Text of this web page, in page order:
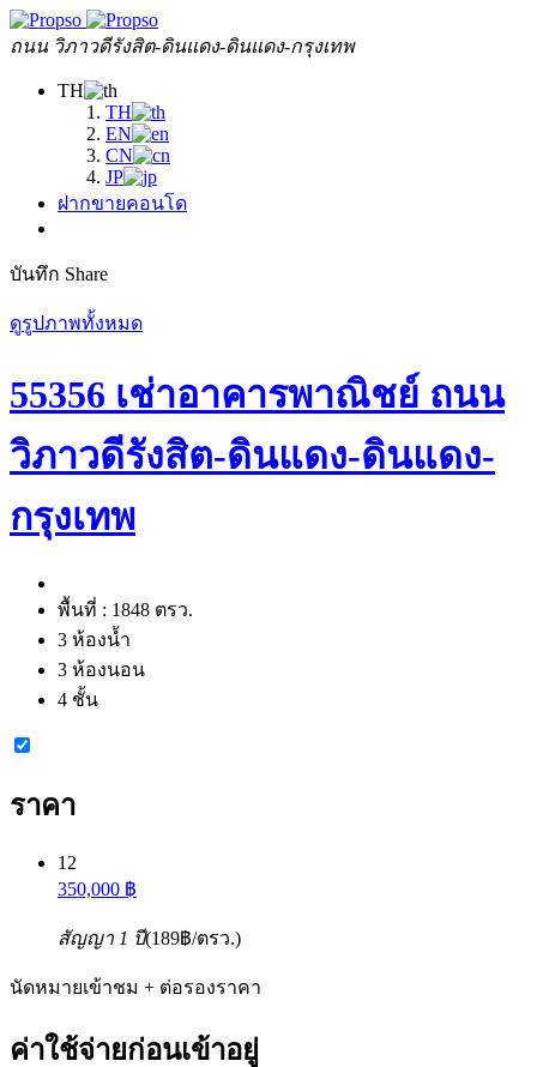
ถนน วิภาวดีรังสิต-ดินแดง-ดินแดง-กรุงเทพ
TH
TH
EN
CN
JP
ฝากขายคอนโด
บันทึก Share
ดูรูปภาพทั้งหมด
55356 เช่าอาคารพาณิชย์ ถนน
วิภาวดีรังสิต-ดินแดง-ดินแดง-
กรุงเทพ
พื้นที่ : 1848 ตรว.
3 ห้องน้ำ
3 ห้องนอน
4 ชั้น
ราคา
12
350,000 ฿
สัญญา 1 ปี(189฿/ตรว.)
นัดหมายเข้าชม + ต่อรองราคา
ค่าใช้จ่ายก่อนเข้าอยู่